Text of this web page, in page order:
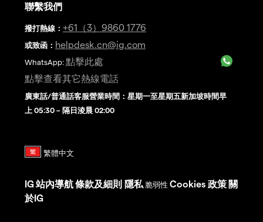
聯繫我們
撥打熱線 ： +61（3）9860 1776
或致函： helpdesk.cn@ig.com
WhatsApp: 點擊此處
點擊查看其它熱線電話
廣東話/普通話客服營業時間：星期一至星期五新加坡時間早
上 05:30 – 隔日淩晨 02:00
IG 站內導航條款及細則 隱私 脆弱性 Cookies 政策 關
於IG